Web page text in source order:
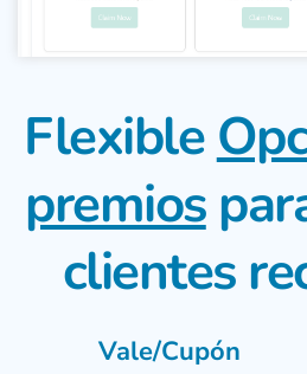
Flexible
premios
clientes
Vale/Cupón